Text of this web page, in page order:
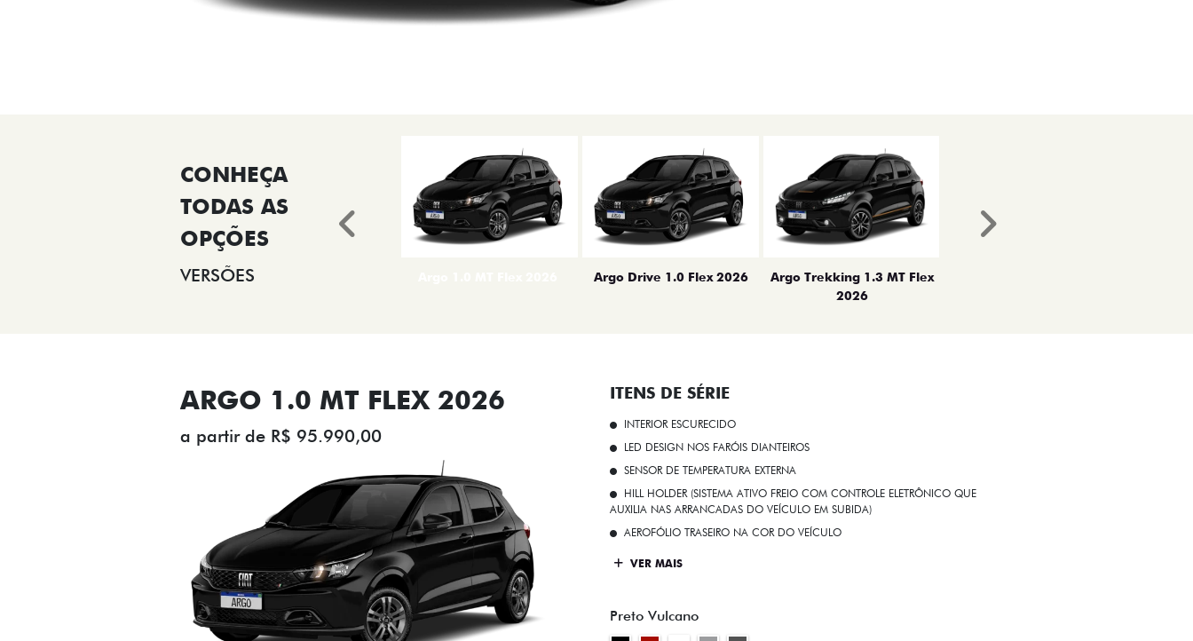
VERSÕES Argo Drive 1.0 Flex 2026
Argo Trekking 1.3 MT Flex
2026
Anterior Próximo
ARGO 1.0 MT FLEX 2026
a partir de R$ 95.990,00
ITENS DE SÉRIE
INTERIOR ESCURECIDO
LED DESIGN NOS FARÓIS DIANTEIROS
SENSOR DE TEMPERATURA EXTERNA
HILL HOLDER (SISTEMA ATIVO FREIO COM CONTROLE ELETRÔNICO QUE
AUXILIA NAS ARRANCADAS DO VEÍCULO EM SUBIDA)
AEROFÓLIO TRASEIRO NA COR DO VEÍCULO
VER MAIS
Preto Vulcano